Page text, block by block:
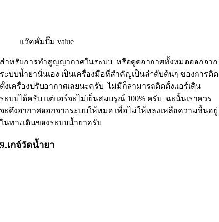
แว๊คคั่มปั๊ม value
สำหรับการทำสูญญากาศในระบบ หรือดูดอากาศทั้งหมดออกจาก
ระบบน้ำยานั่นเอง เป็นเครื่องมือที่สำคัญเป็นลำดับต้นๆ ของการติด
ตั้งเครื่องปรับอากาศเลยนะครับ ไม่มีก็สามารถติดตั้งแอร์เดิน
ระบบได้ครับ แต่แอร์จะไม่เย็นสมบรูณ์ 100% ครับ ฉะนั้นเราควร
จะดึงอากาศออกจากระบบให้หมด เพื่อไม่ให้หลงเหลือความชื้นอยู่
ในทางเดินของระบบน้ำยาครับ
9.เกจ์วัดน้ำยา